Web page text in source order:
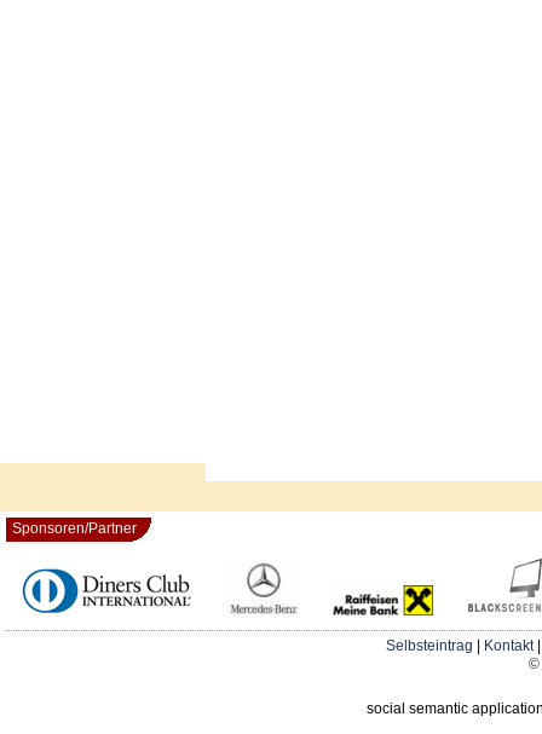
Sponsoren/Partner
Selbsteintrag Kontakt
©
social semantic